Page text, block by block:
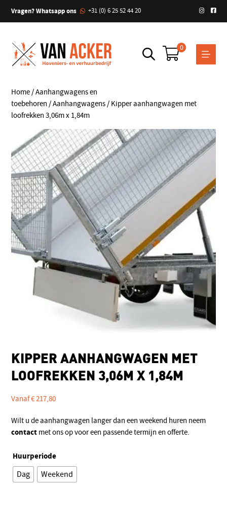
Vragen? Whatsapp ons +31 (0) 6 25 52 44 20
0
Home/Aanhangwagens en
toebehoren /Aanhangwagens/ Kipper aanhangwagen met
loofrekken 3,06m x 1,84m
KIPPER AANHANGWAGEN MET
LOOFREKKEN 3,06M X 1,84M
Vanaf€217,80
Wilt u de aanhangwagen langer dan een weekend huren neem
contact met ons op voor een passende termijn en offerte.
Huurperiode
Dag
Weekend